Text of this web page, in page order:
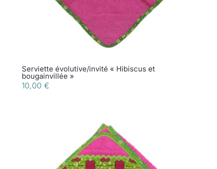
Serviette évolutive/invité « Hibiscus et
bougainvillée »
10,00 €